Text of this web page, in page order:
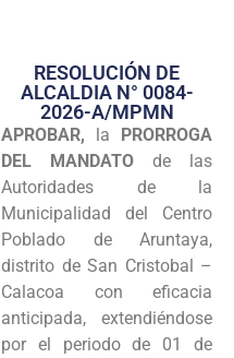
Transparencia
Seguridad
Programas
Intranet
RESOLUCIÓN DE
ALCALDIA N° 0084-
2026-A/MPMN
APROBAR, la PRORROGA
DEL MANDATO de las
Autoridades de la
Municipalidad del Centro
Poblado de Aruntaya,
distrito de San Cristobal –
Calacoa con eficacia
anticipada, extendiéndose
por el periodo de 01 de